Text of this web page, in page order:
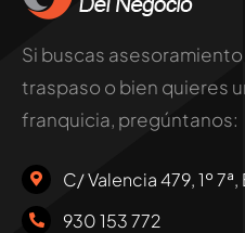
Si buscas
traspaso o bien quieres
franquicia, pregúntanos:
C/ Valencia 479, 1º
930 153 772